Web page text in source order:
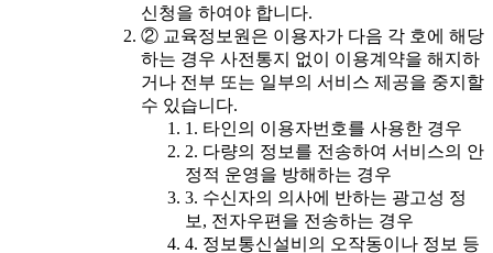
신청을 하여야 합니다.
② 교육정보원은 이용자가 다음 각 호에 해당
하는 경우 사전통지 없이 이용계약을 해지하
거나 전부 또는 일부의 서비스 제공을 중지할
수 있습니다.
1. 타인의 이용자번호를 사용한 경우
2. 다량의 정보를 전송하여 서비스의 안
정적 운영을 방해하는 경우
3. 수신자의 의사에 반하는 광고성 정
보, 전자우편을 전송하는 경우
4. 정보통신설비의 오작동이나 정보 등